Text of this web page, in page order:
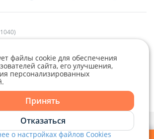
файлов cookieиВыбор настроек Cookie
файлы cookie для обеспечения
сайта, его улучшения,
персонализированных
Принять
Отказаться
о настройках файлов Cookies